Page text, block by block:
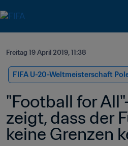
Freitag 19 April 2019, 11:38
FIFA U-20-Weltmeisterschaft
"Football for
zeigt, dass der
keine Grenzen